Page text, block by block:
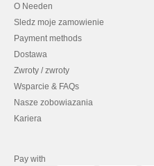
O Needen
Sledz moje zamowienie
Payment methods
Dostawa
Zwroty / zwroty
Wsparcie & FAQs
Nasze zobowiazania
Kariera
Pay with